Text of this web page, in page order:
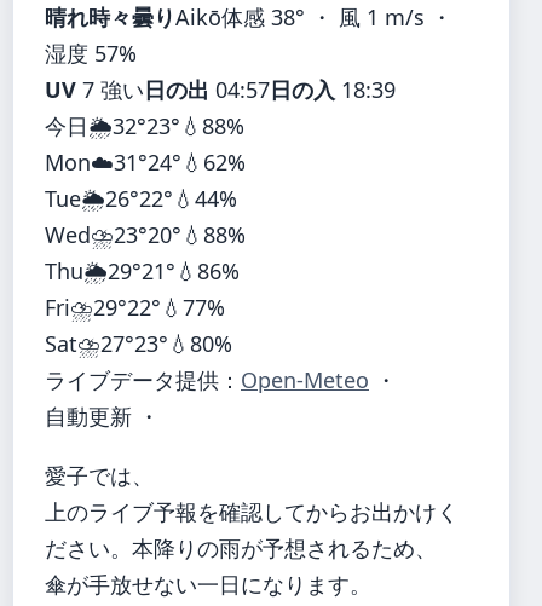
晴れ時々曇りAikō体感 38° ・ 風 1 m/s ・
湿度 57%
UV 7 強い日の出 04:57日の入 18:39
今日🌦️32°23° 💧88%
Mon☁️31°24° 💧62%
Tue🌦️26°22° 💧44%
Wed⛈️23°20° 💧88%
Thu🌦️29°21° 💧86%
Fri⛈️29°22° 💧77%
Sat⛈️27°23° 💧80%
ライブデータ提供： Open-Meteo ・
自動更新 ・
愛子では、
上のライブ予報を確認してからお出かけく
ださい。本降りの雨が予想されるため、
傘が手放せない一日になります。